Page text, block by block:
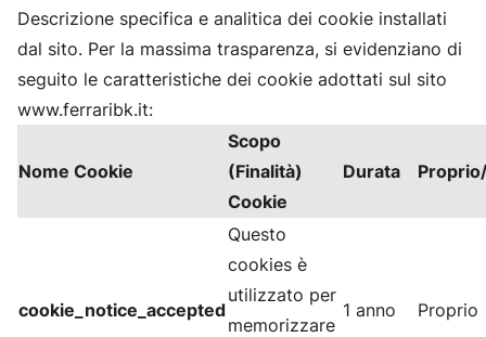
Descrizione specifica e analitica dei cookie installati
dal sito. Per la massima trasparenza, si evidenziano di
seguito le caratteristiche dei cookie adottati sul sito
www.ferraribk.it:
Nome Cookie
Scopo
(Finalità)
Cookie
Durata
cookie_notice_accepted
Questo
cookies è
utilizzato per
memorizzare
1 anno Proprio